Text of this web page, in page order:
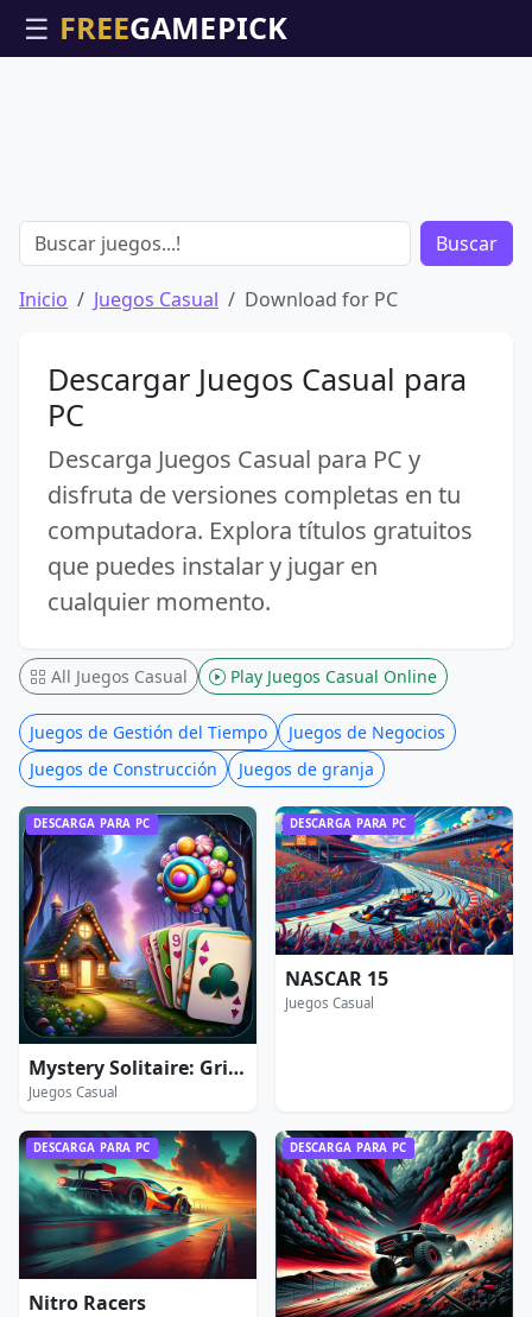
☰
Buscar
Inicio Juegos Casual Download for PC
Descargar Juegos Casual para
PC
Descarga Juegos Casual para PC y
disfruta de versiones completas en tu
computadora. Explora títulos gratuitos
que puedes instalar y jugar en
cualquier momento.
All Juegos Casual Play Juegos Casual Online
Juegos de Gestión del Tiempo
Juegos de Negocios
Juegos de Construcción
Juegos de granja
DESCARGA PARA PC
Mystery Solitaire: Grimm’s Tales
Juegos Casual
DESCARGA PARA PC
NASCAR 15
Juegos Casual
DESCARGA PARA PC
Nitro Racers
DESCARGA PARA PC